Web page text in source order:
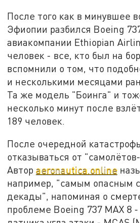
После того как в минувшее
Эфиопии разбился Boeing
авиакомпании Ethiopian
человек - все, кто был на
вспомнили о том, что
и несколькими месяцами
Та же модель "Боинга" и
несколько минут после
189 человек.
После очередной
отказываться от
Авторaeronautica.online
например, "самым опасным
декады", напоминая о
проблеме Boeing 737 MАХ 8 -